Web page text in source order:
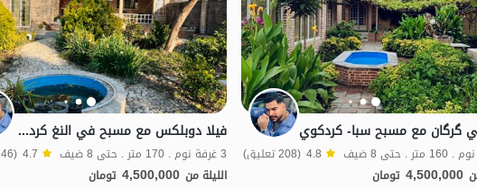
گرگان مع مسبح سبا- كردكوي
4.8 (208 تعليق)
4,500,000 تومان
فيلا دوبلكس مع مسبح في النغ كردكوي - ياسمين
3 غرفة نوم . 170 متر . حتى 8 ضيف 4.7 (146 تعليق)
الليلة من 4,500,000 تومان